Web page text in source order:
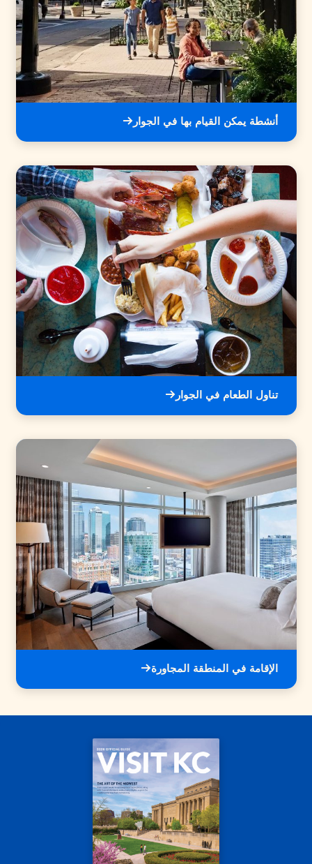
أنشطة يمكن القيام بها في الجوار
تناول الطعام في الجوار
الإقامة في المنطقة المجاورة